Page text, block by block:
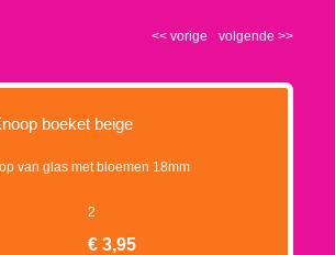
volgende >>
<<vorige
boeket beige
van glas met bloemen 18mm
2
€ 3,95